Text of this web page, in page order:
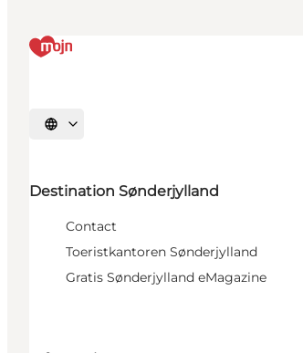
Selecteer taal
Destination Sønderjylland
Contact
Toeristkantoren Sønderjylland
Gratis Sønderjylland eMagazine